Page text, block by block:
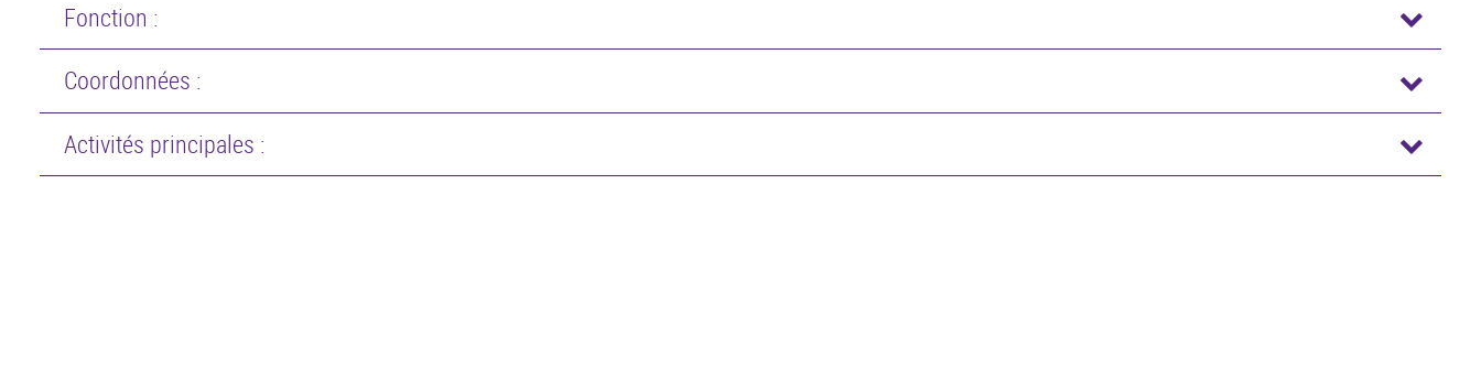
Fonction :
Coordonnées :
Activités principales :